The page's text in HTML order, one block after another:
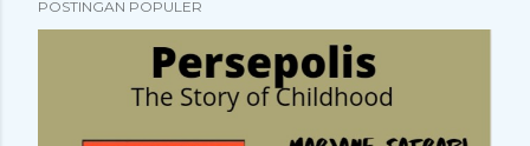
POSTINGAN POPULER